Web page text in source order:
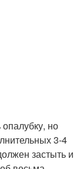
но
3-4
застыть и